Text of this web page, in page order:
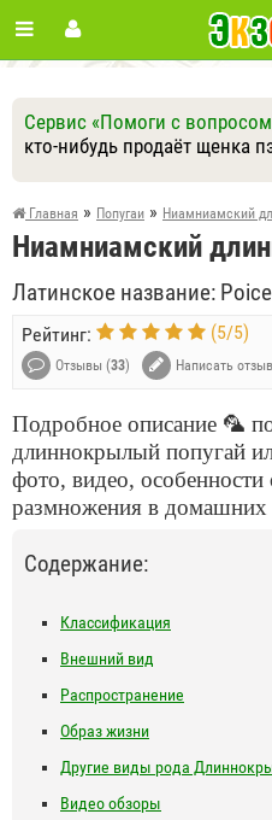
Сервис «Помоги с
кто-нибудь продаёт щенка
Ответить Другие
Главная » Попугаи » Ниамниамский
Ниамниамский
Латинское название:
Рейтинг: (5/5)
Отзывы (33) Написать отзыв
Подробное описание 🦜
длиннокрылый попугай
фото, видео, особенности
размножения в домашних
Содержание:
Классификация
Внешний вид
Распространение
Образ жизни
Другие виды рода
Видео обзоры